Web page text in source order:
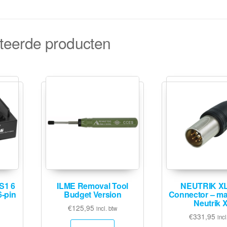
producten
6
pin
ILME Removal Tool
Budget Version
€125,95 incl. btw
NEUTRIK
Connector –
Neutrik
€331,95